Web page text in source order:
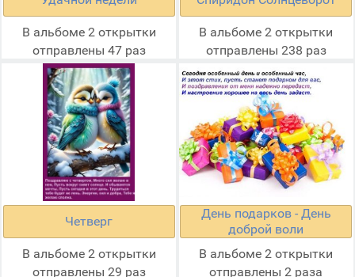
В альбоме 2 открытки
отправлены 47 раз
В альбоме 2 открытки
отправлены 238 раз
Четверг
В альбоме 2 открытки
отправлены 29 раз
День подарков - День
доброй воли
В альбоме 2 открытки
отправлены 2 раза